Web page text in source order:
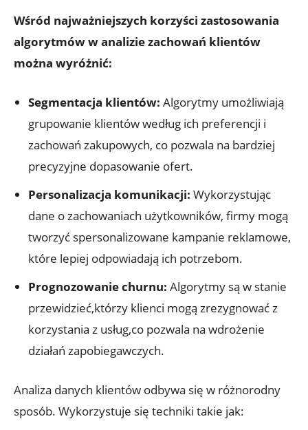
Wśród najważniejszych ⁤korzyści zastosowania
‌algorytmów‌ w ​analizie zachowań klientów
można ⁣wyróżnić:
Segmentacja klientów: Algorytmy umożliwiają
grupowanie klientów według ich ⁢preferencji i
zachowań zakupowych, co​ pozwala na bardziej
precyzyjne dopasowanie‍ ofert.
Personalizacja komunikacji: Wykorzystując
dane o⁣ zachowaniach użytkowników, firmy mogą
tworzyć spersonalizowane kampanie ⁢reklamowe,
które lepiej odpowiadają ich⁣ potrzebom.
Prognozowanie churnu: Algorytmy są w ⁤stanie‌
przewidzieć,którzy ⁤klienci mogą zrezygnować z
⁢korzystania z⁤ usług,co pozwala na wdrożenie
działań zapobiegawczych.
Analiza danych klientów odbywa się ‍w⁤ różnorodny
sposób. Wykorzystuje się techniki takie jak: